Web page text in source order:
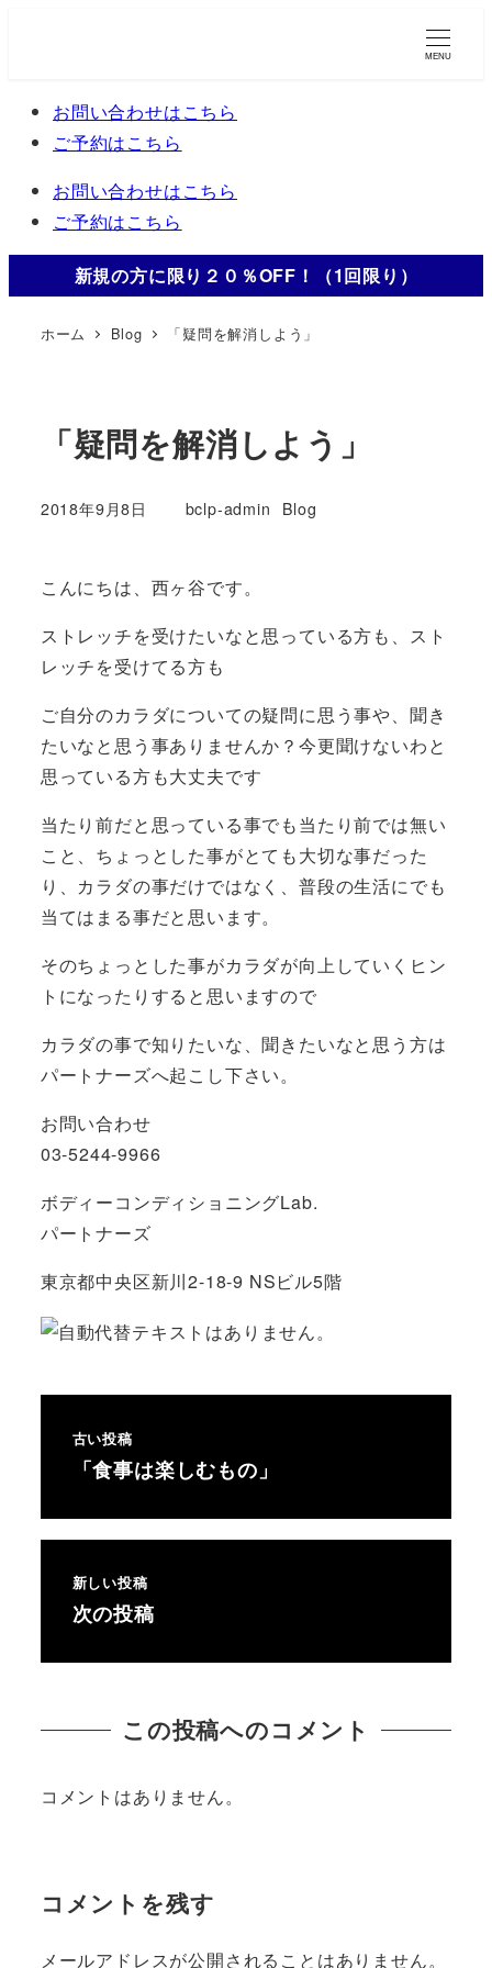
移
MENU
お問い合わせはこちら
ご予約はこちら
お問い合わせはこちら
ご予約はこちら
新規の方に限り２０％OFF！（1回限り）
ホーム Blog 「疑問を解消しよう」
「疑問を解消しよう」
投稿日
2018年9月8日 bclp-admin カテゴリー
Blog
こんにちは、西ヶ谷です。
ストレッチを受けたいなと思っている方も、スト
レッチを受けてる方も
ご自分のカラダについての疑問に思う事や、聞き
たいなと思う事ありませんか？今更聞けないわと
思っている方も大丈夫です
当たり前だと思っている事でも当たり前では無い
こと、ちょっとした事がとても大切な事だった
り、カラダの事だけではなく、普段の生活にでも
当てはまる事だと思います。
そのちょっとした事がカラダが向上していくヒン
トになったりすると思いますので
カラダの事で知りたいな、聞きたいなと思う方は
パートナーズへ起こし下さい。
お問い合わせ
03-5244-9966
ボディーコンディショニングLab.
パートナーズ
東京都中央区新川2-18-9 NSビル5階
古い投稿
「食事は楽しむもの」
新しい投稿
次の投稿
この投稿へのコメント
コメントはありません。
コメントを残す
メールアドレスが公開されることはありません。